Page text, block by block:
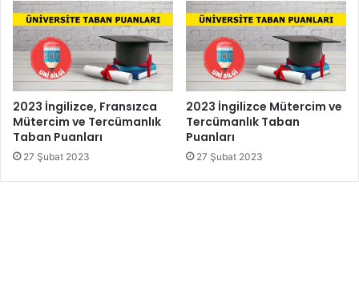
2023 İngilizce, Fransızca
Mütercim ve Tercümanlık
Taban Puanları
27 Şubat 2023
2023 İngilizce Mütercim ve
Tercümanlık Taban
Puanları
27 Şubat 2023